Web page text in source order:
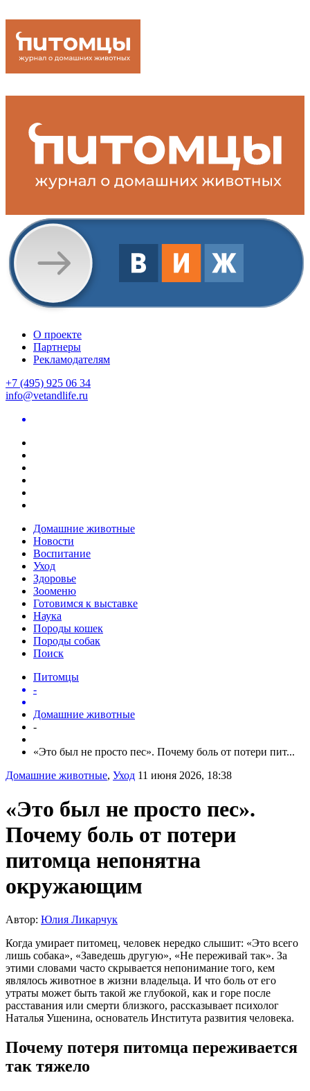
О проекте
Партнеры
Рекламодателям
+7 (495) 925 06 34
info@vetandlife.ru
Домашние животные
Новости
Воспитание
Уход
Здоровье
Зооменю
Готовимся к выставке
Наука
Породы кошек
Породы собак
Поиск
Питомцы
-
Домашние животные
-
«Это был не просто пес». Почему боль от потери пит...
Домашние животные, Уход 11 июня 2026, 18:38
«Это был не просто пес».
Почему боль от потери
питомца непонятна
окружающим
Автор: Юлия Ликарчук
Когда умирает питомец, человек нередко слышит: «Это всего
лишь собака», «Заведешь другую», «Не переживай так». За
этими словами часто скрывается непонимание того, кем
являлось животное в жизни владельца. И что боль от его
утраты может быть такой же глубокой, как и горе после
расставания или смерти близкого, рассказывает психолог
Наталья Ушенина, основатель Института развития человека.
Почему потеря питомца переживается
так тяжело